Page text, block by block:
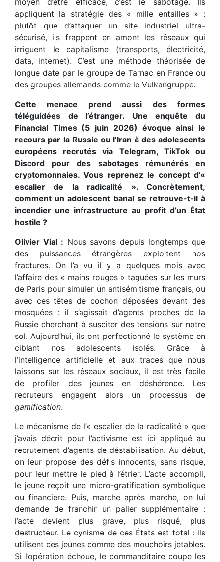
moyen d’être efficace, c’est le sabotage. Ils
appliquent la stratégie des « mille entailles » :
plutôt que d’attaquer un site industriel ultra-
sécurisé, ils frappent en amont les réseaux qui
irriguent le capitalisme (transports, électricité,
data, internet). C’est une méthode théorisée de
longue date par le groupe de Tarnac en France ou
des groupes allemands comme le Vulkangruppe.
Cette menace prend aussi des formes
téléguidées de l’étranger. Une enquête du
Financial Times (5 juin 2026) évoque ainsi le
recours par la Russie ou l’Iran à des adolescents
européens recrutés via Telegram, TikTok ou
Discord pour des sabotages rémunérés en
cryptomonnaies. Vous reprenez le concept d’«
escalier de la radicalité ». Concrètement,
comment un adolescent banal se retrouve-t-il à
incendier une infrastructure au profit d’un État
hostile ?
Olivier Vial : Nous savons depuis longtemps que
des puissances étrangères exploitent nos
fractures. On l’a vu il y a quelques mois avec
l’affaire des « mains rouges » taguées sur les murs
de Paris pour simuler un antisémitisme français, ou
avec ces têtes de cochon déposées devant des
mosquées : il s’agissait d’agents proches de la
Russie cherchant à susciter des tensions sur notre
sol. Aujourd’hui, ils ont perfectionné le système en
ciblant nos adolescents isolés. Grâce à
l’intelligence artificielle et aux traces que nous
laissons sur les réseaux sociaux, il est très facile
de profiler des jeunes en déshérence. Les
recruteurs engagent alors un processus de
gamification.
Le mécanisme de l’« escalier de la radicalité » que
j’avais décrit pour l’activisme est ici appliqué au
recrutement d’agents de déstabilisation. Au début,
on leur propose des défis innocents, sans risque,
pour leur mettre le pied à l’étrier. L’acte accompli,
le jeune reçoit une micro-gratification symbolique
ou financière. Puis, marche après marche, on lui
demande de franchir un palier supplémentaire :
l’acte devient plus grave, plus risqué, plus
destructeur. Le cynisme de ces États est total : ils
utilisent ces jeunes comme des mouchoirs jetables.
Si l’opération échoue, le commanditaire coupe les